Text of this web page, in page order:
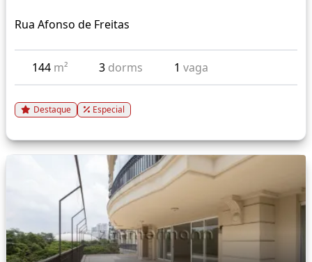
Rua Afonso de Freitas
144 m² 3 dorms 1vaga
Destaque Especial